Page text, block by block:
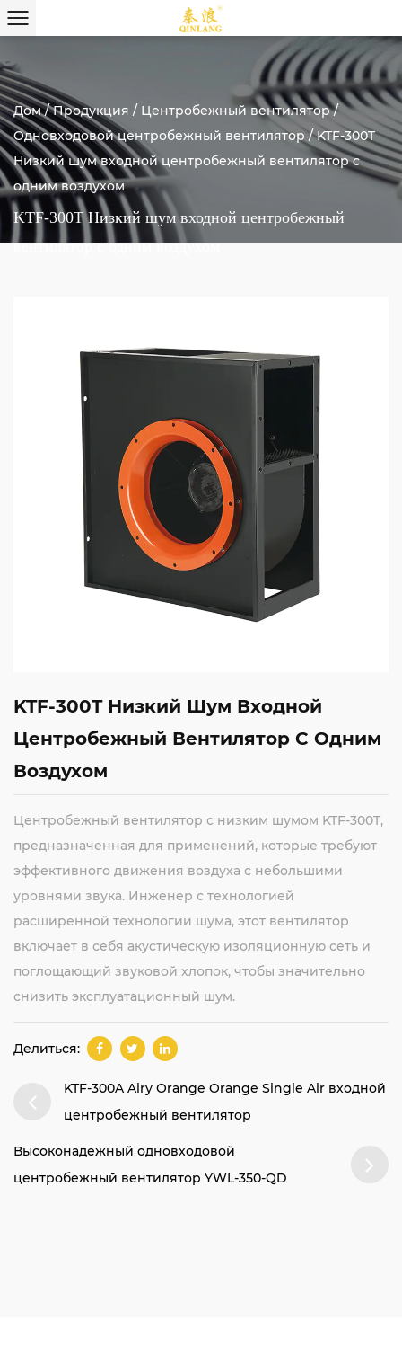
Дом/Продукция / Центробежный вентилятор/
Одновходовой центробежный вентилятор/KTF-300T
Низкий шум входной центробежный вентилятор с
одним воздухом
KTF-300T Низкий шум входной центробежный
вентилятор с одним воздухом
KTF-300T Низкий Шум Входной
Центробежный Вентилятор С Одним
Воздухом
Центробежный вентилятор с низким шумом KTF-300T,
предназначенная для применений, которые требуют
эффективного движения воздуха с небольшими
уровнями звука. Инженер с технологией
расширенной технологии шума, этот вентилятор
включает в себя акустическую изоляционную сеть и
поглощающий звуковой хлопок, чтобы значительно
снизить эксплуатационный шум.
Делиться:
KTF-300A Airy Orange Orange Single Air входной
центробежный вентилятор
Высоконадежный одновходовой
центробежный вентилятор YWL-350-QD